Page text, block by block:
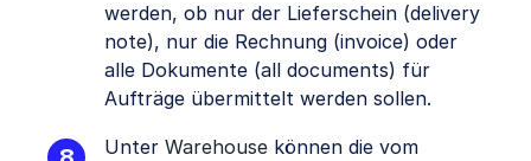
werden, ob nur der Lieferschein (delivery
note), nur die Rechnung (invoice) oder
alle Dokumente (all documents) für
Aufträge übermittelt werden sollen.
Unter Warehouse können die vom